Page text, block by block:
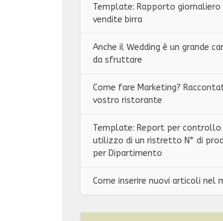
Template: Rapporto giornaliero
vendite birra
Anche il Wedding è un grande
da sfruttare
Come fare Marketing?
vostro ristorante
Template: Report per controllo
utilizzo di un ristretto N° di
per Dipartimento
Come inserire nuovi articoli nel